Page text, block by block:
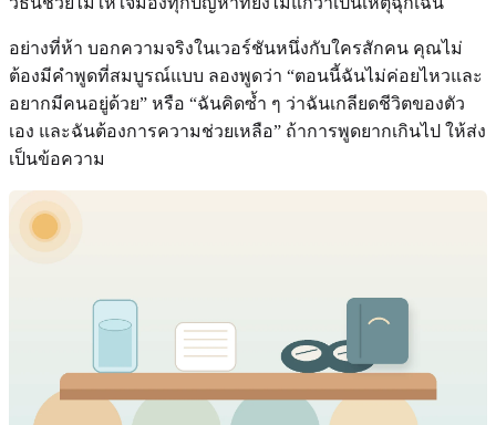
อย่างที่ห้า บอกความจริงในเวอร์ชันหนึ่งกับใครสักคน คุณไม่
ต้องมีคำพูดที่สมบูรณ์แบบ ลองพูดว่า “ตอนนี้ฉันไม่ค่อยไหวและ
อยากมีคนอยู่ด้วย” หรือ “ฉันคิดซ้ำ ๆ ว่าฉันเกลียดชีวิตของตัว
เอง และฉันต้องการความช่วยเหลือ” ถ้าการพูดยากเกินไป ให้ส่ง
เป็นข้อความ